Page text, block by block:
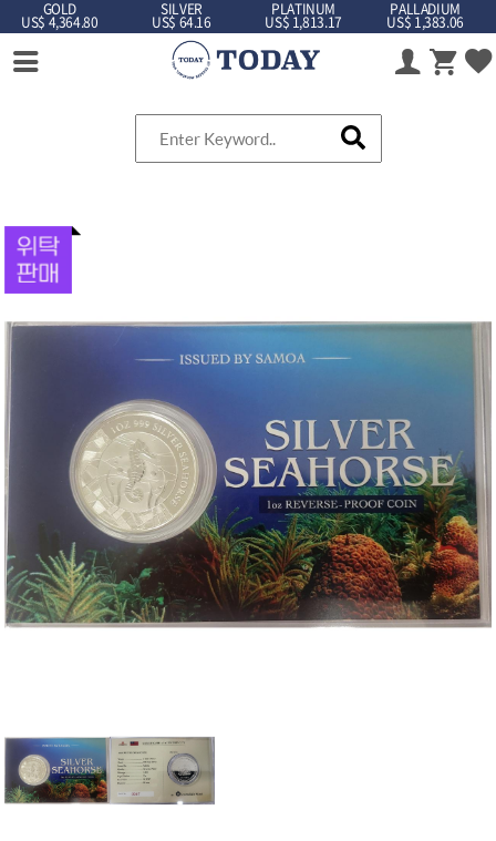
GOLD
US$ 4,364.80
SILVER
US$ 64.16
PLATINUM
US$ 1,813.17
PALLADIUM
US$ 1,383.06